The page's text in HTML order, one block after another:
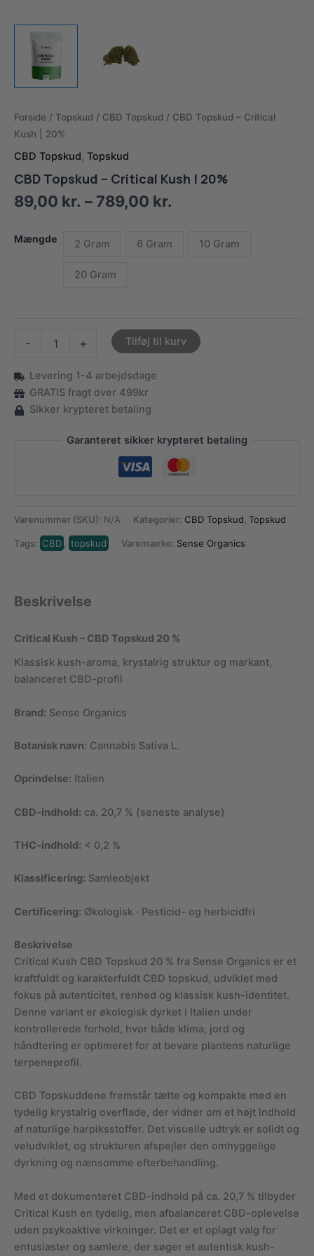
Forside / Topskud / CBD Topskud / CBD Topskud – Critical
Kush | 20%
CBD Topskud, Topskud
CBD Topskud – Critical Kush | 20%
89,00 kr. – 789,00 kr.
789,00 kr.
Mængde 2 Gram 6 Gram 10 Gram
20 Gram
-
Critical
Kush
|
20%
+ Tilføj til kurv
Levering 1-4 arbejdsdage
GRATIS fragt over 499kr
Sikker krypteret betaling
Garanteret sikker krypteret betaling
Varenummer (SKU): N/A Kategorier: CBD Topskud, Topskud
Tags: CBD , topskud Varemærke: Sense Organics
Beskrivelse
Critical Kush – CBD Topskud 20 %
Klassisk kush-aroma, krystalrig struktur og markant,
balanceret CBD-profil
Brand: Sense Organics
Botanisk navn: Cannabis Sativa L.
Oprindelse: Italien
CBD-indhold: ca. 20,7 % (seneste analyse)
THC-indhold: < 0,2 %
Klassificering: Samleobjekt
Certificering: Økologisk · Pesticid- og herbicidfri
Beskrivelse
Critical Kush CBD Topskud 20 % fra Sense Organics er et
kraftfuldt og karakterfuldt CBD topskud, udviklet med
fokus på autenticitet, renhed og klassisk kush-identitet.
Denne variant er økologisk dyrket i Italien under
kontrollerede forhold, hvor både klima, jord og
håndtering er optimeret for at bevare plantens naturlige
terpeneprofil.
CBD Topskuddene fremstår tætte og kompakte med en
tydelig krystalrig overflade, der vidner om et højt indhold
af naturlige harpiksstoffer. Det visuelle udtryk er solidt og
veludviklet, og strukturen afspejler den omhyggelige
dyrkning og nænsomme efterbehandling.
Med et dokumenteret CBD-indhold på ca. 20,7 % tilbyder
Critical Kush en tydelig, men afbalanceret CBD-oplevelse
uden psykoaktive virkninger. Det er et oplagt valg for
entusiaster og samlere, der søger et autentisk kush-